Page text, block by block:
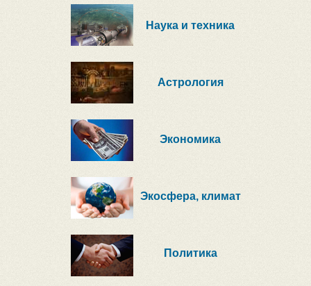
Наука и техника
Астрология
Экономика
Экосфера, климат
Политика